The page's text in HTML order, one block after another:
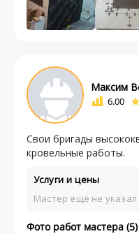
Максим
6.00
Свои бригады
кровельные работы.
Услуги и цены
Мастер ещё не
Фото работ мастера (5)